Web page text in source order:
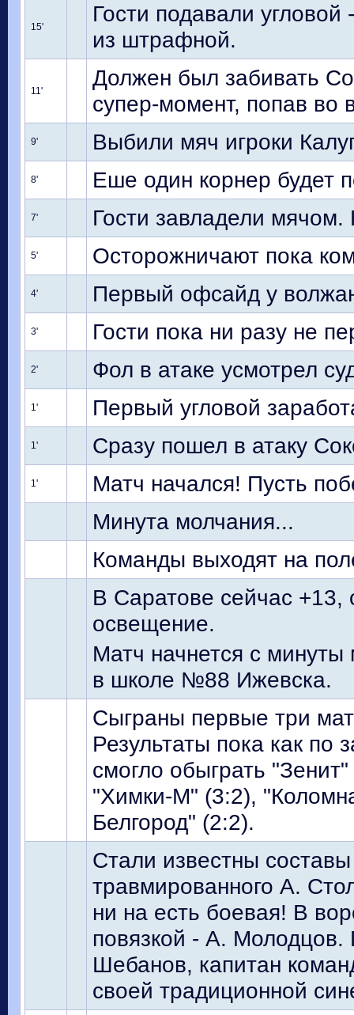
15'
Гости подавали
из штрафной.
11'
Должен был забивать
супер-момент, попав во
9' Выбили мяч игроки
8' Еше один корнер будет
7' Гости завладели
5' Осторожничают пока
4' Первый офсайд у
3' Гости пока ни разу не
2' Фол в атаке усмотрел
1' Первый угловой
1' Сразу пошел в атаку
1'
Матч начался! Пусть
Минута молчания...
Команды выходят на
В Саратове сейчас +13,
освещение.
Матч начнется с минуты
в школе №88 Ижевска.
Сыграны первые три
Результаты пока как по
смогло обыграть
"Химки-М" (3:2),
Белгород" (2:2).
Стали известны
травмированного А.
ни на есть боевая! В
повязкой - А.
Шебанов, капитан
своей традиционной